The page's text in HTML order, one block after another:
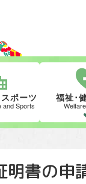
ポーツ
and Sports
福祉･
書の申